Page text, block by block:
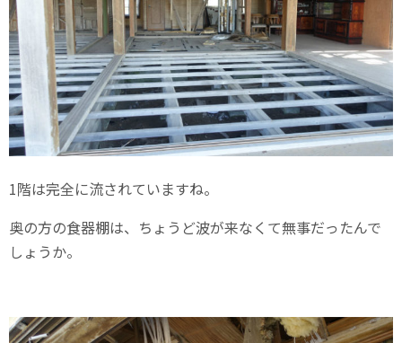
1階は完全に流されていますね。
奥の方の食器棚は、ちょうど波が来なくて無事だったんで
しょうか。